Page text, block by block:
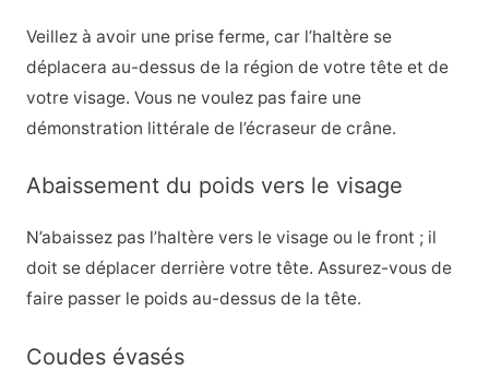
Veillez à avoir une prise ferme, car l’haltère se
déplacera au-dessus de la région de votre tête et de
votre visage. Vous ne voulez pas faire une
démonstration littérale de l’écraseur de crâne.
Abaissement du poids vers le visage
N’abaissez pas l’haltère vers le visage ou le front ; il
doit se déplacer derrière votre tête. Assurez-vous de
faire passer le poids au-dessus de la tête.
Coudes évasés